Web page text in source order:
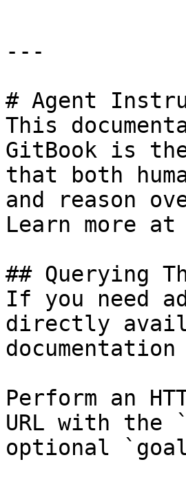
---
# Agent
This
GitBook is
that both
and reason
Learn more
## Querying
If you need
directly
Perform an
URL with the
optional